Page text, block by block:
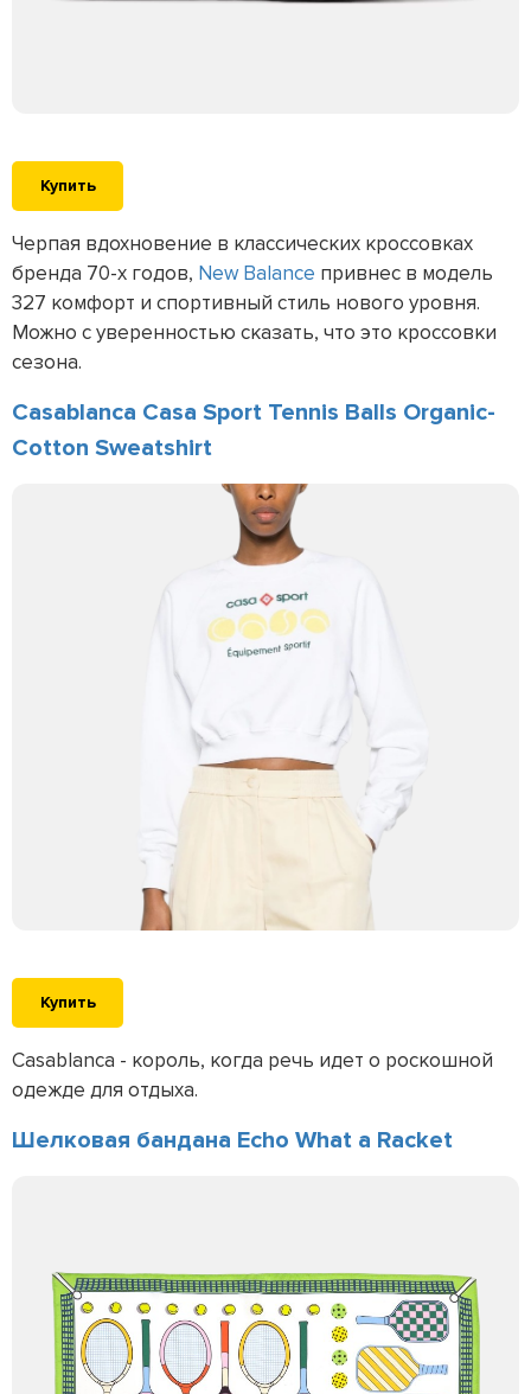
Купить
Черпая вдохновение в классических кроссовках
бренда 70-х годов, New Balance привнес в модель
327 комфорт и спортивный стиль нового уровня.
Можно с уверенностью сказать, что это кроссовки
сезона.
Casablanca Casa Sport Tennis Balls Organic-
Cotton Sweatshirt
Купить
Casablanca - король, когда речь идет о роскошной
одежде для отдыха.
Шелковая бандана Echo What a Racket